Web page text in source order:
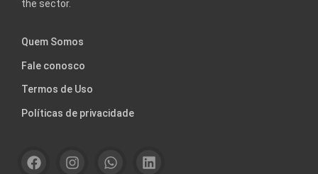
the sector.
Quem Somos
Fale conosco
Termos de Uso
Políticas de privacidade